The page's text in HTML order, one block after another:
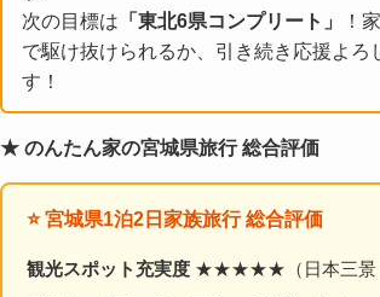
次の目標は 「東北6県コンプリート」
！
で駆け抜けられるか、引き続き応援よろ
す！
★ のんたん家の宮城県旅行 総合評価
⭐ 宮城県1泊2日家族旅行 総合評価
観光スポット充実度 ★★★★★（日本三景